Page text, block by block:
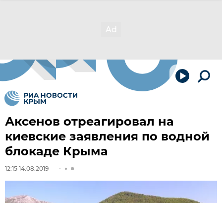
Аксенов отреагировал на
киевские заявления по водной
блокаде Крыма
12:15 14.08.2019